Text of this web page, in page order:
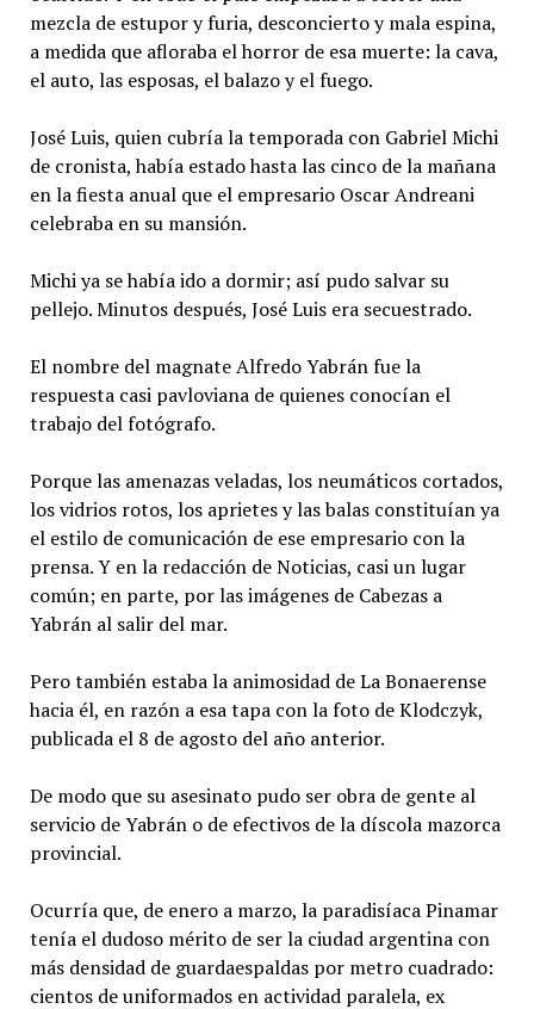
mezcla de estupor y furia, desconcierto y mala espina,
a medida que afloraba el horror de esa muerte: la cava,
el auto, las esposas, el balazo y el fuego.
José Luis, quien cubría la temporada con Gabriel Michi
de cronista, había estado hasta las cinco de la mañana
en la fiesta anual que el empresario Oscar Andreani
celebraba en su mansión.
Michi ya se había ido a dormir; así pudo salvar su
pellejo. Minutos después, José Luis era secuestrado.
El nombre del magnate Alfredo Yabrán fue la
respuesta casi pavloviana de quienes conocían el
trabajo del fotógrafo.
Porque las amenazas veladas, los neumáticos cortados,
los vidrios rotos, los aprietes y las balas constituían ya
el estilo de comunicación de ese empresario con la
prensa. Y en la redacción de Noticias, casi un lugar
común; en parte, por las imágenes de Cabezas a
Yabrán al salir del mar.
Pero también estaba la animosidad de La Bonaerense
hacia él, en razón a esa tapa con la foto de Klodczyk,
publicada el 8 de agosto del año anterior.
De modo que su asesinato pudo ser obra de gente al
servicio de Yabrán o de efectivos de la díscola mazorca
provincial.
Ocurría que, de enero a marzo, la paradisíaca Pinamar
tenía el dudoso mérito de ser la ciudad argentina con
más densidad de guardaespaldas por metro cuadrado:
cientos de uniformados en actividad paralela, ex